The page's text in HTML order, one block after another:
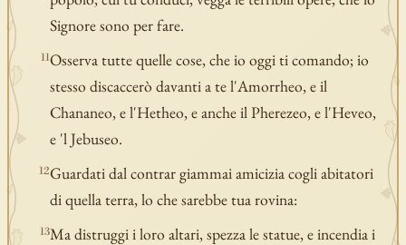
Signore sono per fare.
11Osserva tutte quelle cose, che io oggi ti comando; io
stesso discaccerò davanti a te l'Amorrheo, e il
Chananeo, e l'Hetheo, e anche il Pherezeo, e l'Heveo,
e 'l Jebuseo.
12Guardati dal contrar giammai amicizia cogli abitatori
di quella terra, lo che sarebbe tua rovina:
13Ma distruggi i loro altari, spezza le statue, e incendia i